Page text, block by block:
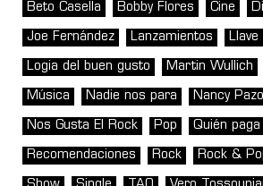
Beto Casella Bobby Flores Cine
Joe Fernández Lanzamientos Llave
Logia del buen gusto Martin Wullich
Música Nadie nos para Nancy
Nos Gusta El Rock Pop Quién
Recomendaciones Rock Rock &